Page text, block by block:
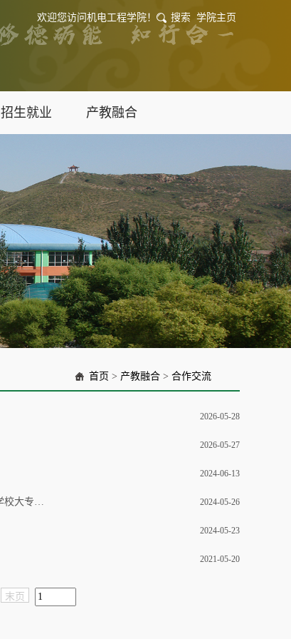
欢迎您访问机电工程学院！ 搜索 学院主页
招生就业 产教融合
首页 > 产教融合 > 合作交流
2026-05-28
2026-05-27
2024-06-13
访企拓岗，筑梦未来 | 机电工程学院开展“2+2+2”贯通培养新模式——张家口市冰雪运动学校大专班项目推进会 2024-05-26
2024-05-23
2021-05-20
末页